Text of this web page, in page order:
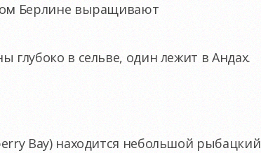
Берлине выращивают
глубоко в сельве, один лежит в Андах.
Bay) находится небольшой рыбацкий